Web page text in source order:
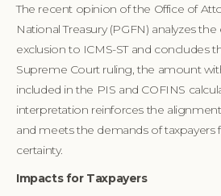
The recent opinion of the Office of
National Treasury (PGFN) analyzes
exclusion to ICMS-ST and concludes
Supreme Court ruling, the amount
included in the PIS and COFINS
interpretation reinforces the
and meets the demands of taxpayers
certainty.
Impacts for Taxpayers